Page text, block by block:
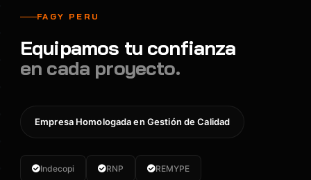
FAGY PERU
Equipamos tu confianza
en cada proyecto.
Empresa Homologada en Gestión de Calidad
Indecopi RNP REMYPE